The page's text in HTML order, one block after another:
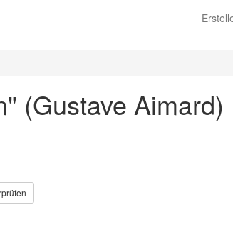
(Gustave Aimard)